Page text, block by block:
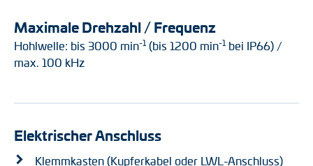
Maximale Drehzahl / Frequenz
Hohlwelle: bis 3000 min-1(bis 1200 min-1bei IP66) /
max. 100 kHz
Elektrischer Anschluss
Klemmkasten (Kupferkabel oder LWL-Anschluss)